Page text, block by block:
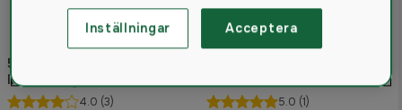
5etta Bulls Eye
Inskjutningsstöd
4.0 (3) 5.0 (1)
Inställningar Acceptera